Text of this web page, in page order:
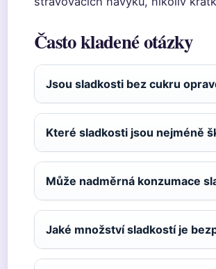
Často kladené otázky
Jsou sladkosti bez cukru
Které sladkosti jsou nejméně
Může nadměrná konzumace
Jaké množství sladkostí je